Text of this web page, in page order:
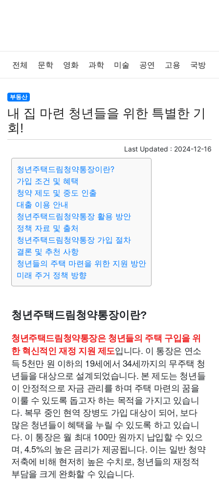
전체 문학 영화 과학 미술 공연 고용 국방
법률
보건 질병 가요 방송 일상 주식 암호화폐
반려동물 패션 미용
증권 인테리어 요리 상품리뷰
게임 스포츠
맛집 IT 컴퓨터
의료 의학 경제
교통 생활 기타
부동산
내 집 마련 청년들을 위한 특별한 기
회!
Last Updated : 2024-12-16
청년주택드림청약통장이란?
가입 조건 및 혜택
청약 제도 및 중도 인출
대출 이용 안내
청년주택드림청약통장 활용 방안
정책 자료 및 출처
청년주택드림청약통장 가입 절차
결론 및 추천 사항
청년들의 주택 마련을 위한 지원 방안
미래 주거 정책 방향
청년주택드림청약통장이란?
청년주택드림청약통장은 청년들의 주택 구입을 위
한 혁신적인 재정 지원 제도입니다. 이 통장은 연소
득 5천만 원 이하의 19세에서 34세까지의 무주택 청
년들을 대상으로 설계되었습니다. 본 제도는 청년들
이 안정적으로 자금 관리를 하며 주택 마련의 꿈을
이룰 수 있도록 돕고자 하는 목적을 가지고 있습니
다. 복무 중인 현역 장병도 가입 대상이 되어, 보다
많은 청년들이 혜택을 누릴 수 있도록 하고 있습니
다. 이 통장은 월 최대 100만 원까지 납입할 수 있으
며, 4.5%의 높은 금리가 제공됩니다. 이는 일반 청약
저축에 비해 현저히 높은 수치로, 청년들의 재정적
부담을 크게 완화할 수 있습니다.